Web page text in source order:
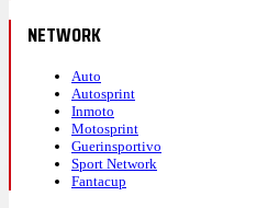
NETWORK
Auto
Autosprint
Inmoto
Motosprint
Guerinsportivo
Sport Network
Fantacup